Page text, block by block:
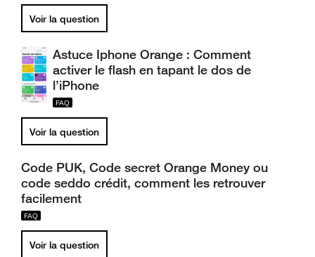
Voir la question
Astuce Iphone Orange : Comment
activer le flash en tapant le dos de
l’iPhone
Voir la question
Code PUK, Code secret Orange Money ou
code seddo crédit, comment les retrouver
facilement
Voir la question